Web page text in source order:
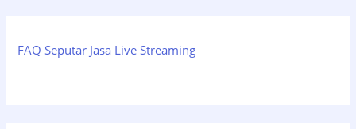
FAQ Seputar Jasa Live Streaming